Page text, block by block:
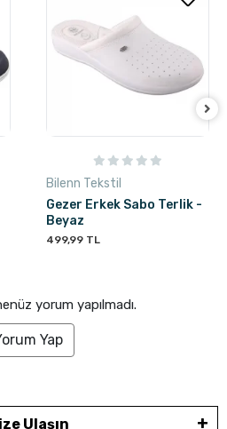
Bilenn Tekstil
Gezer Erkek Sabo Terlik -
Beyaz
499,99 TL
yorum yapılmadı.
Yap
Ulaşın